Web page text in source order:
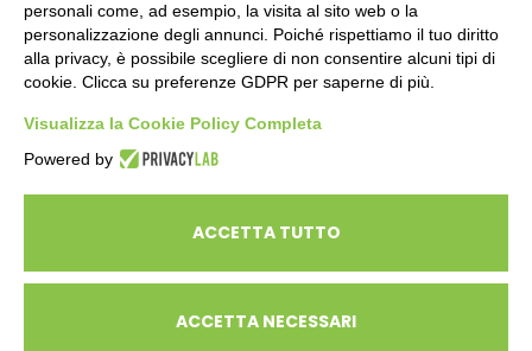
CONTATTI
Seguici su:
Italiano
ECOSAPIENS è un marchio L’Ovile Cooperativa Sociale
Albo Cooperative a mutualità prevalente n.A114164
personali come, ad esempio, la visita al sito web o la
personalizzazione degli annunci. Poiché rispettiamo il tuo diritto
alla privacy, è possibile scegliere di non consentire alcuni tipi di
cookie. Clicca su preferenze GDPR per saperne di più.
Visualizza la Cookie Policy Completa
Powered by
ACCETTA TUTTO
ACCETTA NECESSARI